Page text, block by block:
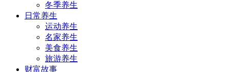
冬季养生
日常养生
运动养生
名家养生
美食养生
旅游养生
财富故事